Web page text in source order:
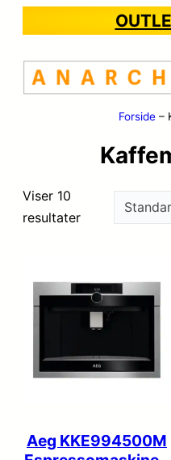
Forside –
Viser 10
resultater
Aeg KKE994500M